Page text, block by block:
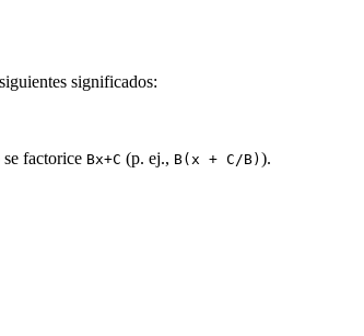
significados:
factorice Bx+C (p. ej., B(x + C/B) ).